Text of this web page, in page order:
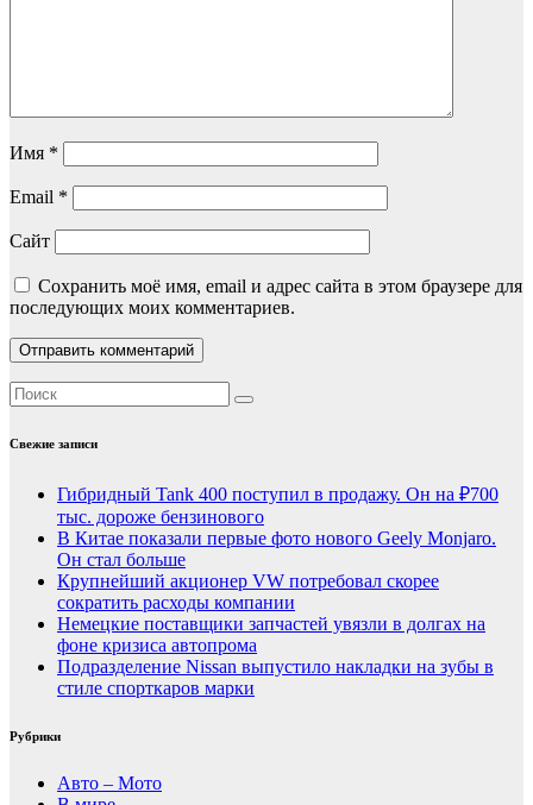
Имя *
Email *
Сайт
Сохранить моё имя, email и адрес сайта в этом браузере для
последующих моих комментариев.
Свежие записи
Гибридный Tank 400 поступил в продажу. Он на ₽700
тыс. дороже бензинового
В Китае показали первые фото нового Geely Monjaro.
Он стал больше
Крупнейший акционер VW потребовал скорее
сократить расходы компании
Немецкие поставщики запчастей увязли в долгах на
фоне кризиса автопрома
Подразделение Nissan выпустило накладки на зубы в
стиле спорткаров марки
Рубрики
Авто – Мото